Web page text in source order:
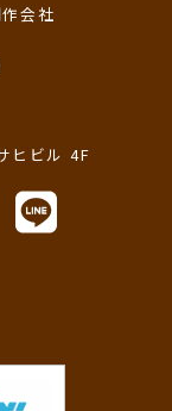
会社
ヒビル 4F